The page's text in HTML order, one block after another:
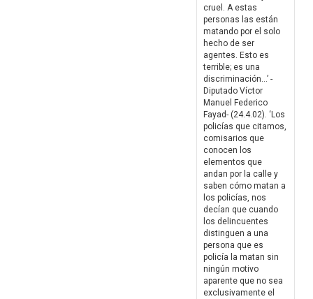
cruel. A estas
personas las están
matando por el solo
hecho de ser
agentes. Esto es
terrible; es una
discriminación…’ -
Diputado Víctor
Manuel Federico
Fayad- (24.4.02). ‘Los
policías que citamos,
comisarios que
conocen los
elementos que
andan por la calle y
saben cómo matan a
los policías, nos
decían que cuando
los delincuentes
distinguen a una
persona que es
policía la matan sin
ningún motivo
aparente que no sea
exclusivamente el